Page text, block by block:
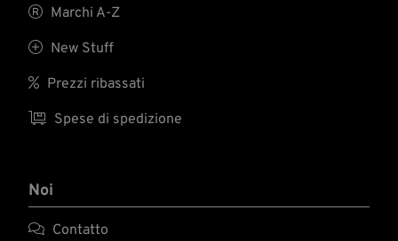
 Marchi A-Z
 New Stuff
 Prezzi ribassati
 Spese di spedizione
Noi
 Contatto